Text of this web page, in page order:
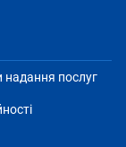
надання послуг